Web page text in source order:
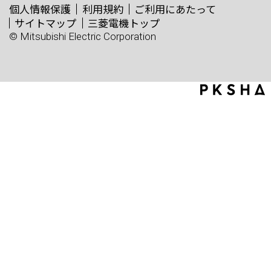
個人情報保護 利用規約
ご利用にあたって
サイトマップ
三菱電機トップ
© Mitsubishi Electric Corporation